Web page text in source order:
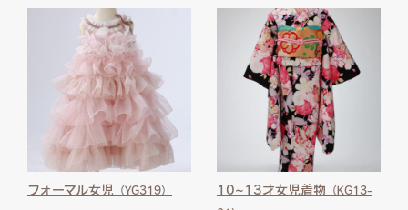
フォーマル女児 （YG319） 10~13才女児着物 （KG13-